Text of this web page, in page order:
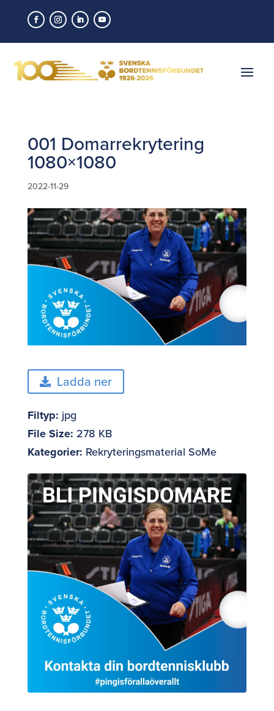
001 Domarrekrytering
1080×1080
2022-11-29
Ladda ner
Filtyp: jpg
File Size: 278 KB
Kategorier: Rekryteringsmaterial SoMe